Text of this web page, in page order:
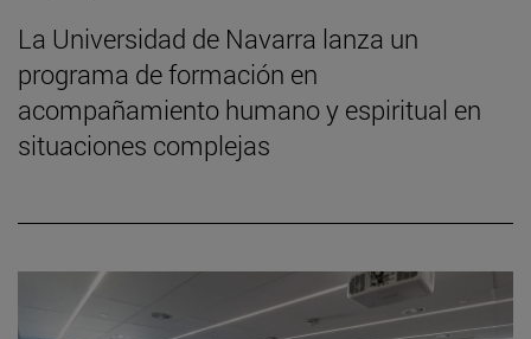
La Universidad de Navarra lanza un
programa de formación en
acompañamiento humano y espiritual en
situaciones complejas